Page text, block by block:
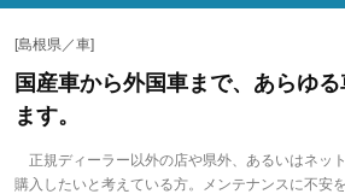
[島根県／車]
国産車から外国車まで、あらゆ
ます。
正規ディーラー以外の店や県外、あるいはネッ
購入したいと考えている方。メンテナンスに不